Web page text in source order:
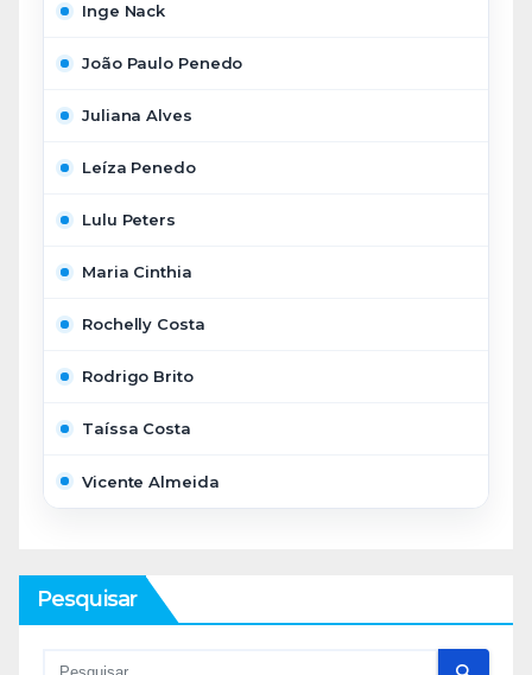
Inge Nack
João Paulo Penedo
Juliana Alves
Leíza Penedo
Lulu Peters
Maria Cinthia
Rochelly Costa
Rodrigo Brito
Taíssa Costa
Vicente Almeida
Pesquisar